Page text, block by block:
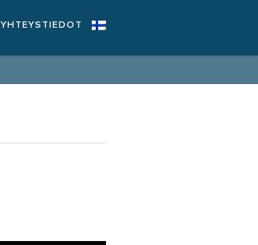
YHTEYSTIEDOT